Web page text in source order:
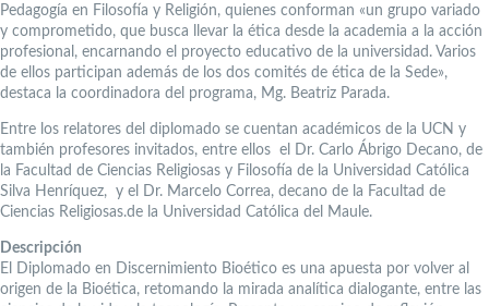
Pedagogía en Filosofía y Religión, quienes conforman «un grupo variado
y comprometido, que busca llevar la ética desde la academia a la acción
profesional, encarnando el proyecto educativo de la universidad. Varios
de ellos participan además de los dos comités de ética de la Sede»,
destaca la coordinadora del programa, Mg. Beatriz Parada.
Entre los relatores del diplomado se cuentan académicos de la UCN y
también profesores invitados, entre ellos el Dr. Carlo Ábrigo Decano, de
la Facultad de Ciencias Religiosas y Filosofía de la Universidad Católica
Silva Henríquez, y el Dr. Marcelo Correa, decano de la Facultad de
Ciencias Religiosas.de la Universidad Católica del Maule.
Descripción
El Diplomado en Discernimiento Bioético es una apuesta por volver al
origen de la Bioética, retomando la mirada analítica dialogante, entre las